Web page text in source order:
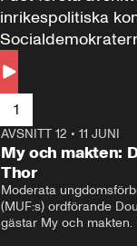
inrikespolitiska
Andersson till
1
AVSNITT 12 • 11 JUNI
My och makten:
Thor
Moderata
(MUF:s) ordförande
gästar My och makten.